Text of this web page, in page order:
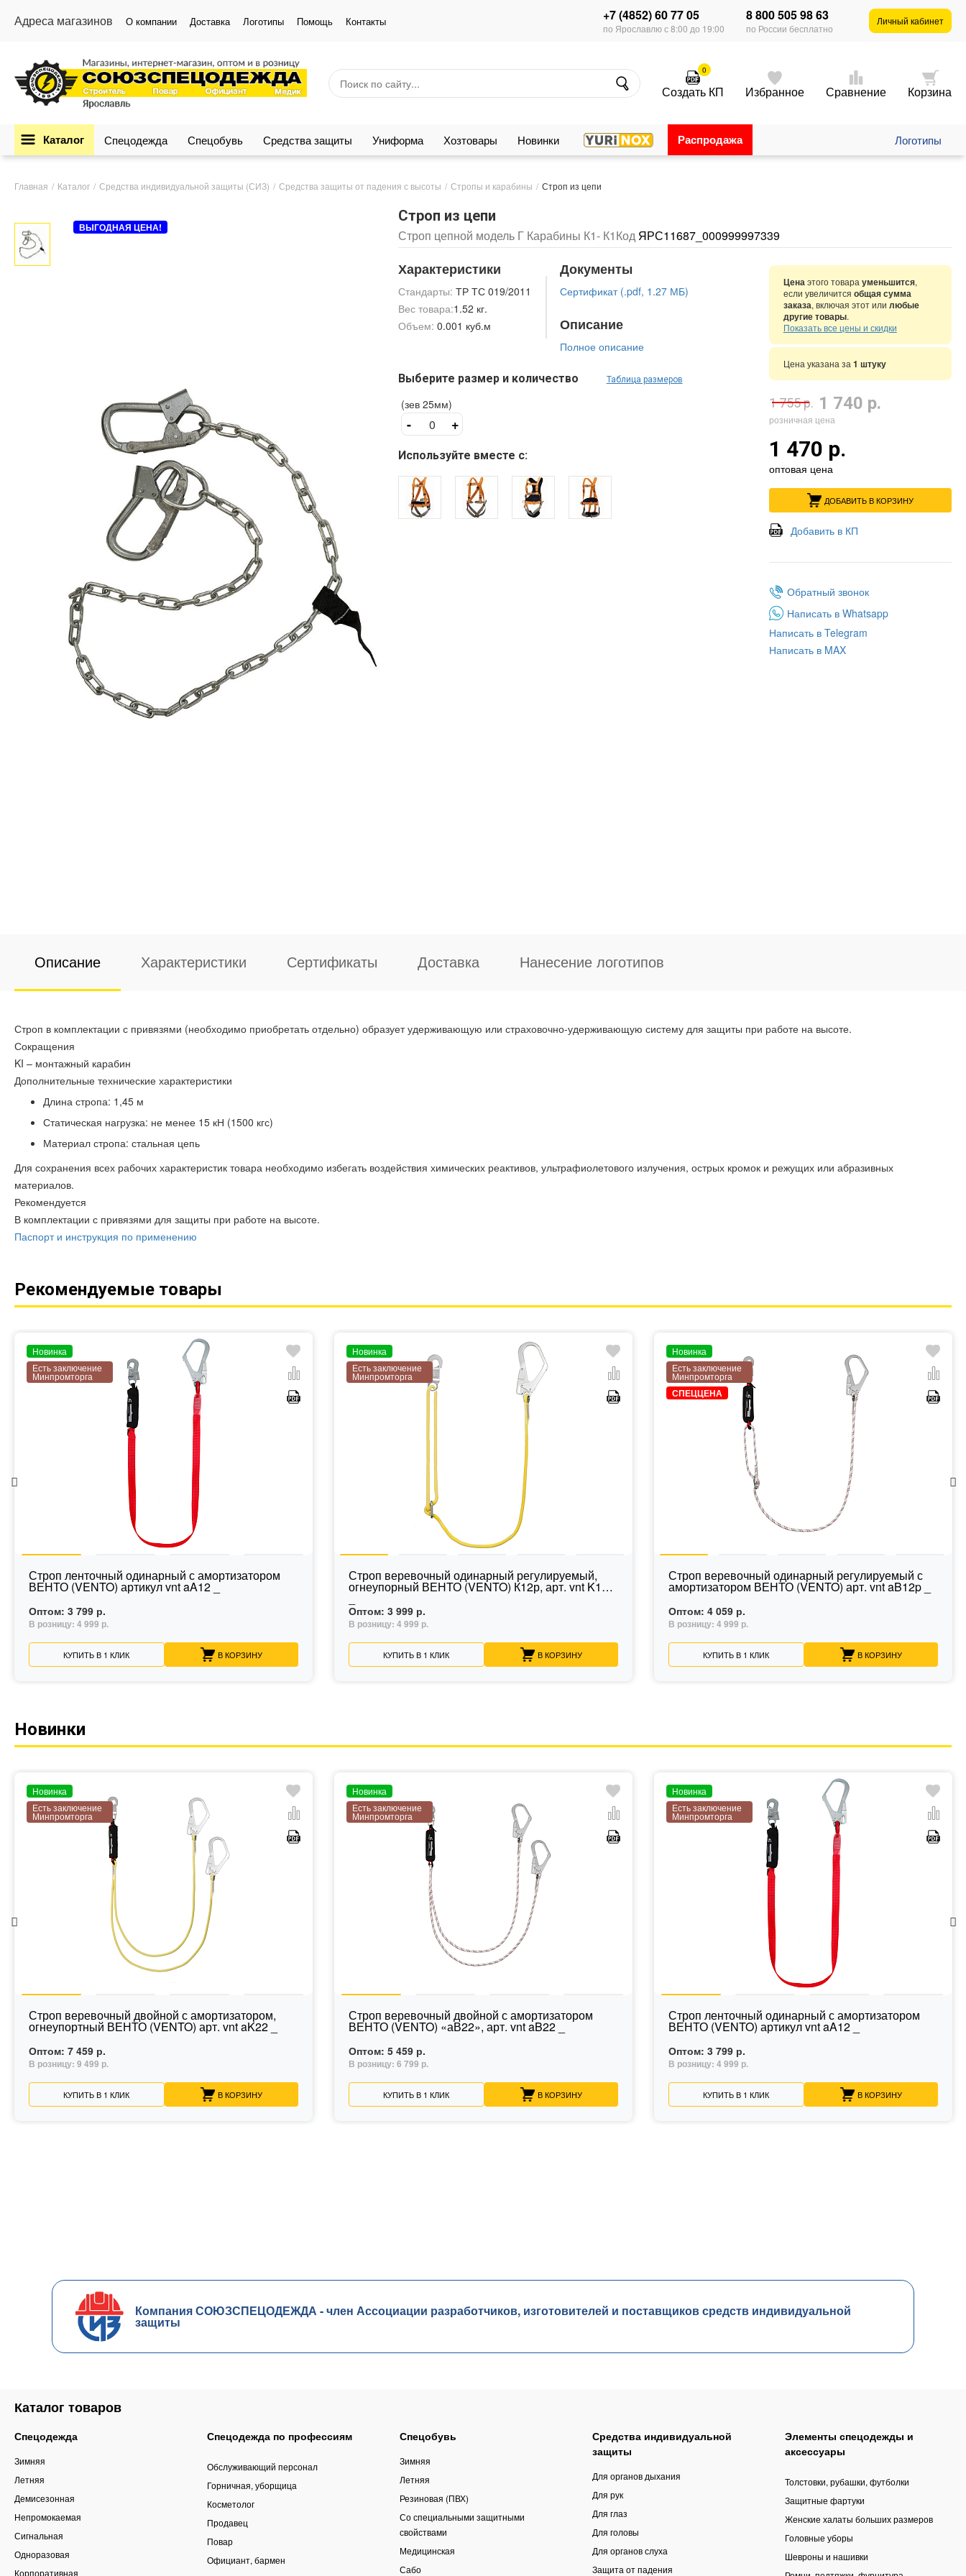
Адреса магазинов О компании Доставка Логотипы Помощь Контакты +7 (4852) 60 77 05
по Ярославлю с 8:00 до 19:00
8 800 505 98 63
по России бесплатно
Личный кабинет
0
Создать КП Избранное Сравнение Корзина
Каталог Спецодежда Спецобувь Средства защиты Униформа Хозтовары Новинки Распродажа Логотипы
Главная Каталог Средства индивидуальной защиты (СИЗ) Средства защиты от падения с высоты Стропы и карабины Строп из цепи
ВЫГОДНАЯ ЦЕНА!
Строп из цепи
Строп цепной модель Г Карабины К1- К1Код ЯРС11687_000999997339
Характеристики
Стандарты: ТР ТС 019/2011
Вес товара:1.52 кг.
Объем: 0.001 куб.м
Документы
Сертификат (.pdf, 1.27 МБ)
Описание
Полное описание
Выберите размер и количество Таблица размеров
(зев 25мм)
- +
Используйте вместе с:
Ценаэтого товара уменьшится,
если увеличится общая сумма
заказа, включая этот или любые
другие товары.
Показать все цены и скидки
Цена указана за 1 штуку
1 755 р. 1 740 р.
розничная цена
1 470 р.
оптовая цена
ДОБАВИТЬ В КОРЗИНУ
Добавить в КП
Обратный звонок
Написать в Whatsapp
Написать в Telegram
Написать в MAX
Описание Характеристики Сертификаты Доставка Нанесение логотипов
Строп в комплектации с привязями (необходимо приобретать отдельно) образует удерживающую или страховочно-удерживающую систему для защиты при работе на высоте.
Сокращения
KI – монтажный карабин
Дополнительные технические характеристики
Длина стропа: 1,45 м
Статическая нагрузка: не менее 15 кН (1500 кгс)
Материал стропа: стальная цепь
Для сохранения всех рабочих характеристик товара необходимо избегать воздействия химических реактивов, ультрафиолетового излучения, острых кромок и режущих или абразивных
материалов.
Рекомендуется
В комплектации с привязями для защиты при работе на высоте.
Паспорт и инструкция по применению
Рекомендуемые товары
Новинка
Есть заключение
Минпромторга
Строп ленточный одинарный с амортизатором
ВЕНТО (VENTO) артикул vnt aA12 _
Оптом: 3 799 р.
В розницу: 4 999 р.
КУПИТЬ В 1 КЛИК В КОРЗИНУ
Новинка
Есть заключение
Минпромторга
Строп веревочный одинарный регулируемый,
огнеупорный ВЕНТО (VENTO) К12р, арт. vnt K12p
Оптом: 3 999 р.
В розницу: 4 999 р.
КУПИТЬ В 1 КЛИК В КОРЗИНУ
Новинка
Есть заключение
Минпромторга
СПЕЦЦЕНА
Строп веревочный одинарный регулируемый с
амортизатором ВЕНТО (VENTO) арт. vnt aB12p _
Оптом: 4 059 р.
В розницу: 4 999 р.
КУПИТЬ В 1 КЛИК В КОРЗИНУ
Новинки
Новинка
Есть заключение
Минпромторга
Строп веревочный двойной с амортизатором,
огнеупортный ВЕНТО (VENTO) арт. vnt aK22 _
Оптом: 7 459 р.
В розницу: 9 499 р.
КУПИТЬ В 1 КЛИК В КОРЗИНУ
Новинка
Есть заключение
Минпромторга
Строп веревочный двойной с амортизатором
ВЕНТО (VENTO) «аВ22», арт. vnt aB22 _
Оптом: 5 459 р.
В розницу: 6 799 р.
КУПИТЬ В 1 КЛИК В КОРЗИНУ
Новинка
Есть заключение
Минпромторга
Строп ленточный одинарный с амортизатором
ВЕНТО (VENTO) артикул vnt aA12 _
Оптом: 3 799 р.
В розницу: 4 999 р.
КУПИТЬ В 1 КЛИК В КОРЗИНУ
Компания СОЮЗСПЕЦОДЕЖДА - член Ассоциации разработчиков, изготовителей и поставщиков средств индивидуальной
защиты
Каталог товаров
Спецодежда
Зимняя
Летняя
Демисезонная
Непромокаемая
Сигнальная
Одноразовая
Корпоративная
Спецодежда по профессиям
Обслуживающий персонал
Горничная, уборщица
Косметолог
Продавец
Повар
Официант, бармен
Спецобувь
Зимняя
Летняя
Резиновая (ПВХ)
Со специальными защитными
свойствами
Медицинская
Сабо
Средства индивидуальной
защиты
Для органов дыхания
Для рук
Для глаз
Для головы
Для органов слуха
Защита от падения
Элементы спецодежды и
аксессуары
Толстовки, рубашки, футболки
Защитные фартуки
Женские халаты больших размеров
Головные уборы
Шевроны и нашивки